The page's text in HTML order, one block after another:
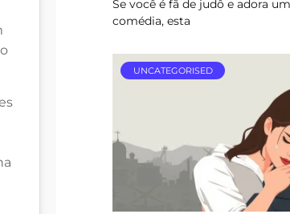
Se você é fã de judô e adora
comédia, esta
UNCATEGORISED